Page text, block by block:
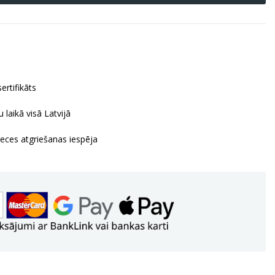
laikā visā Latvijā
atgriešanas iespēja